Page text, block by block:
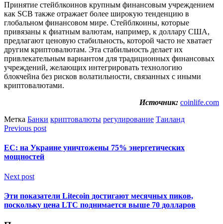
Принятие стейблкоинов крупным финансовым учреждением
как SCB также отражает более широкую тенденцию в
глобальном финансовом мире. Стейблкоины, которые
привязаны к фиатным валютам, например, к доллару США,
предлагают ценовую стабильность, которой часто не хватает
другим криптовалютам. Эта стабильность делает их
привлекательным вариантом для традиционных финансовых
учреждений, желающих интегрировать технологию
блокчейна без рисков волатильности, связанных с иными
криптовалютами.
Источник: coinlife.com
Метка Банки криптовалюты регулирование Таиланд
Previous post
ЕС: на Украине уничтожены 75% энергетических
мощностей
Next post
Эти показатели Litecoin достигают месячных пиков,
поскольку цена LTC поднимается выше 70 долларов